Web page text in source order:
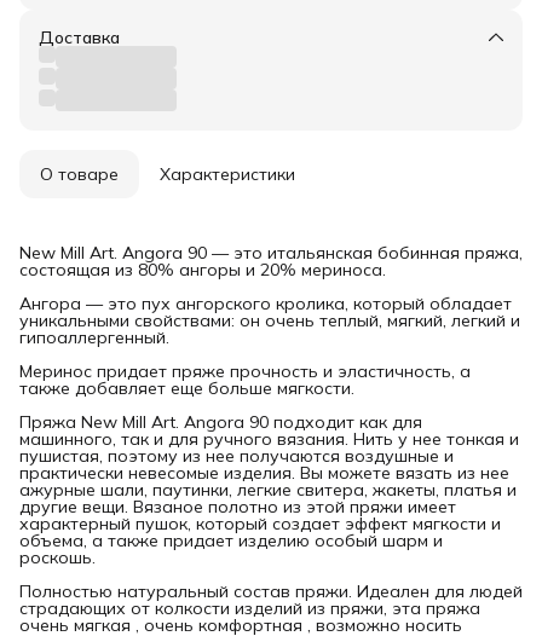
Доставка
О товаре Характеристики
New Mill Art. Angora 90 — это итальянская бобинная пряжа,
состоящая из 80% ангоры и 20% мериноса.
Ангора — это пух ангорского кролика, который обладает
уникальными свойствами: он очень теплый, мягкий, легкий и
гипоаллергенный.
Меринос придает пряже прочность и эластичность, а
также добавляет еще больше мягкости.
Пряжа New Mill Art. Angora 90 подходит как для
машинного, так и для ручного вязания. Нить у нее тонкая и
пушистая, поэтому из нее получаются воздушные и
практически невесомые изделия. Вы можете вязать из нее
ажурные шали, паутинки, легкие свитера, жакеты, платья и
другие вещи. Вязаное полотно из этой пряжи имеет
характерный пушок, который создает эффект мягкости и
объема, а также придает изделию особый шарм и
роскошь.
Полностью натуральный состав пряжи. Идеален для людей
страдающих от колкости изделий из пряжи, эта пряжа
очень мягкая , очень комфортная , возможно носить